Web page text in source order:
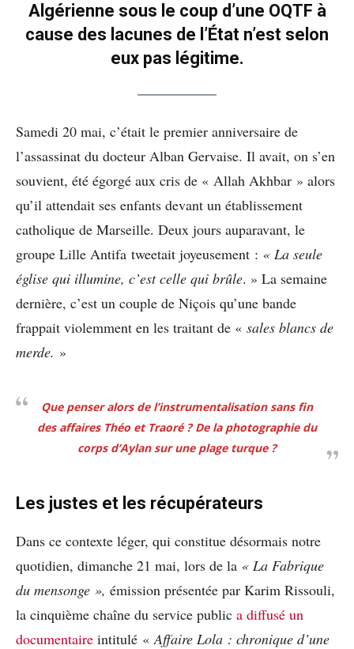
Algérienne sous le coup d’une OQTF à
cause des lacunes de l’État n’est selon
eux pas légitime.
Samedi 20 mai, c’était le premier anniversaire de
l’assassinat du docteur Alban Gervaise. Il avait, on s’en
souvient, été égorgé aux cris de « Allah Akhbar » alors
qu’il attendait ses enfants devant un établissement
catholique de Marseille. Deux jours auparavant, le
groupe Lille Antifa tweetait joyeusement : « La seule
église qui illumine, c’est celle qui brûle. » La semaine
dernière, c’est un couple de Niçois qu’une bande
frappait violemment en les traitant de « sales blancs de
merde. »
Que penser alors de l’instrumentalisation sans fin
des affaires Théo et Traoré ? De la photographie du
corps d’Aylan sur une plage turque ?
Les justes et les récupérateurs
Dans ce contexte léger, qui constitue désormais notre
quotidien, dimanche 21 mai, lors de la « La Fabrique
du mensonge », émission présentée par Karim Rissouli,
la cinquième chaîne du service public a diffusé un
documentaire intitulé « Affaire Lola : chronique d’une